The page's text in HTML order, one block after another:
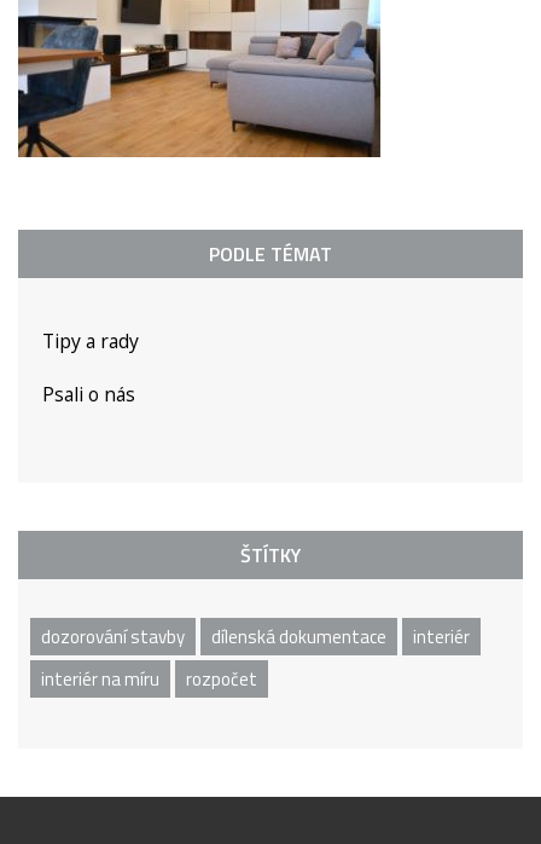
PODLE TÉMAT
Tipy a rady
Psali o nás
ŠTÍTKY
dozorování stavby dílenská dokumentace
interiér
interiér na míru
rozpočet